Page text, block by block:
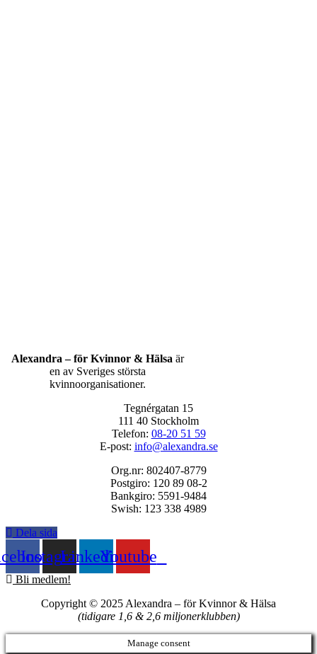
Alexandra – för Kvinnor & Hälsa är
en av Sveriges största
kvinnoorganisationer.
Tegnérgatan 15
111 40 Stockholm
Telefon: 08-20 51 59
E-post: info@alexandra.se
Org.nr: 802407-8779
Postgiro: 120 89 08-2
Bankgiro: 5591-9484
Swish: 123 338 4989
Dela sida
InstagramLinkedinYoutube
Bli medlem!
Copyright © 2025 Alexandra – för Kvinnor & Hälsa
(tidigare 1,6 & 2,6 miljonerklubben)
Manage consent